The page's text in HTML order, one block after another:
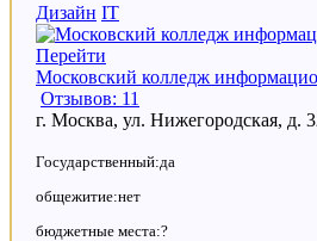
Дизайн IT
Перейти
Московский колледж
Отзывов: 11
г. Москва, ул. Нижегородская, д.
Государственный:да
общежитие:нет
бюджетные места:?